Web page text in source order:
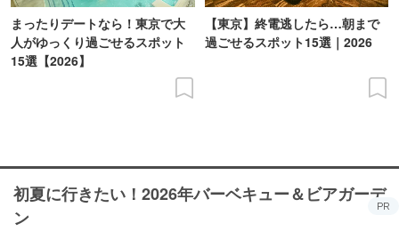
まったりデートなら！東京で大
人がゆっくり過ごせるスポット
15選【2026】
【東京】終電逃したら…朝まで
過ごせるスポット15選｜2026
初夏に行きたい！2026年バーベキュー＆ビアガーデ
ン
PR